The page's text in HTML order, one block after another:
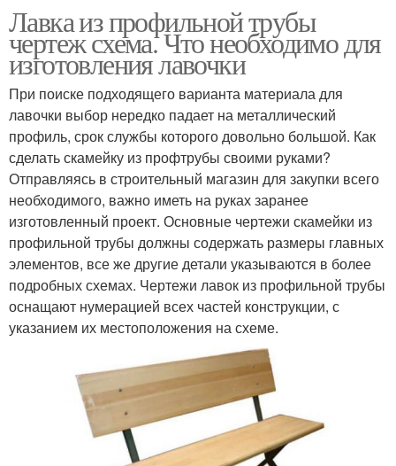
Лавка из профильной трубы
чертеж схема. Что необходимо для
изготовления лавочки
При поиске подходящего варианта материала для
лавочки выбор нередко падает на металлический
профиль, срок службы которого довольно большой. Как
сделать скамейку из профтрубы своими руками?
Отправляясь в строительный магазин для закупки всего
необходимого, важно иметь на руках заранее
изготовленный проект. Основные чертежи скамейки из
профильной трубы должны содержать размеры главных
элементов, все же другие детали указываются в более
подробных схемах. Чертежи лавок из профильной трубы
оснащают нумерацией всех частей конструкции, с
указанием их местоположения на схеме.